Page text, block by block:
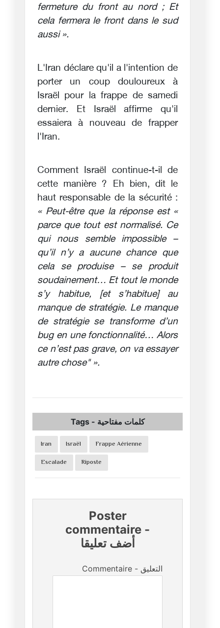
fermeture du front au nord ; Et
cela fermera le front dans le sud
aussi ».
L'Iran déclare qu'il a l'intention de
porter un coup douloureux à
Israël pour la frappe de samedi
dernier. Et Israël affirme qu'il
essaiera à nouveau de frapper
l'Iran.
Comment Israël continue-t-il de
cette manière ? Eh bien, dit le
haut responsable de la sécurité :
« Peut-être que la réponse est «
parce que tout est normalisé. Ce
qui nous semble impossible –
qu’il n’y a aucune chance que
cela se produise – se produit
soudainement… Et tout le monde
s’y habitue, [et s’habitue] au
manque de stratégie. Le manque
de stratégie se transforme d’un
bug en une fonctionnalité… Alors
ce n’est pas grave, on va essayer
autre chose" ».
Tags- كلمات مفتاحية
Iran Israël
Frappe Aérienne
Escalade
Riposte
Poster
commentaire -
أضف تعليقا
Commentaire - التعليق